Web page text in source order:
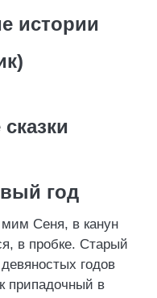
истории
год
Сеня, в канун
в пробке. Старый
годов
припадочный в